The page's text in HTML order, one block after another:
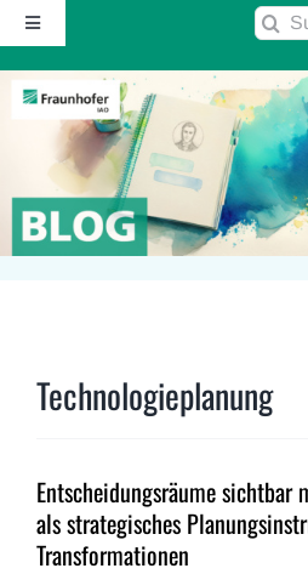
Zum
Inhalt
springen
Toggle
Navigation
Startseite
Über diesen Blog
Kontakt
RSS
Fraunhofer IAO ↗
Suche
Technologieplanung
Entscheidungsräume sichtbar
als strategisches
Transformationen